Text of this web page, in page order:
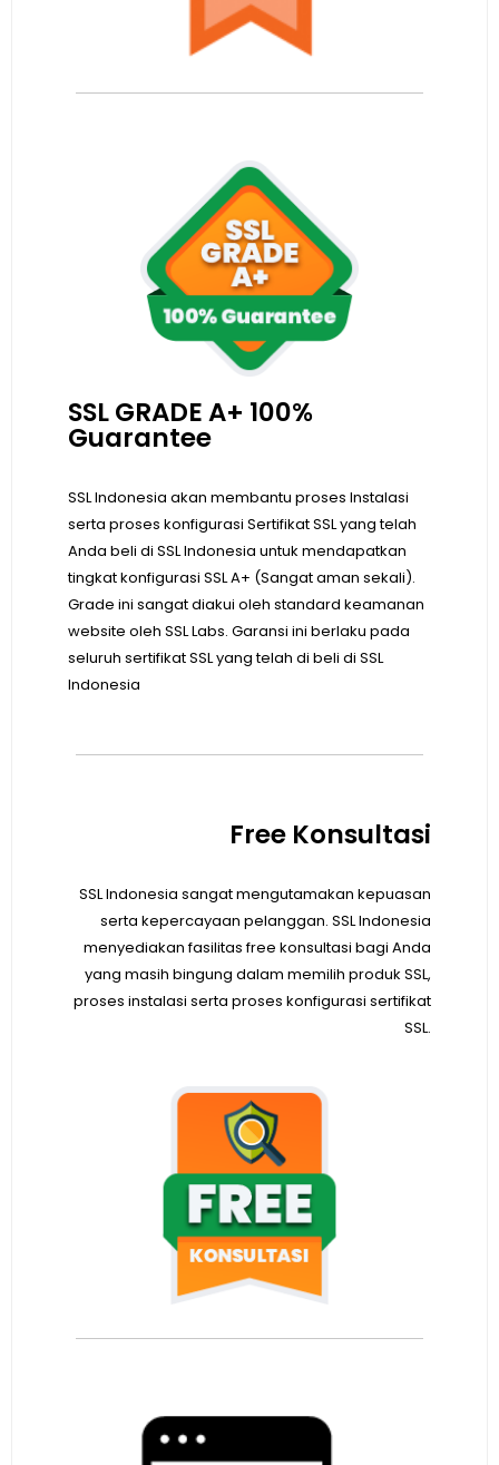
SSL GRADE A+ 100%
Guarantee
SSL Indonesia akan membantu proses Instalasi
serta proses konfigurasi Sertifikat SSL yang telah
Anda beli di SSL Indonesia untuk mendapatkan
tingkat konfigurasi SSL A+ (Sangat aman sekali).
Grade ini sangat diakui oleh standard keamanan
website oleh SSL Labs. Garansi ini berlaku pada
seluruh sertifikat SSL yang telah di beli di SSL
Indonesia
Free Konsultasi
SSL Indonesia sangat mengutamakan kepuasan
serta kepercayaan pelanggan. SSL Indonesia
menyediakan fasilitas free konsultasi bagi Anda
yang masih bingung dalam memilih produk SSL,
proses instalasi serta proses konfigurasi sertifikat
SSL.